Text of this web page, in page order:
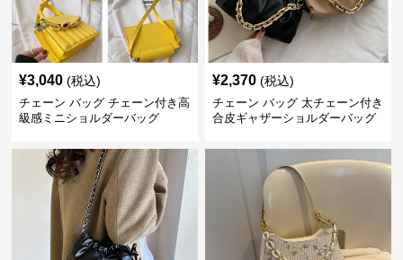
¥3,040 (税込)
チェーン バッグ チェーン付き高
級感ミニショルダーバッグ
¥2,370 (税込)
チェーン バッグ 太チェーン付き
合皮ギャザーショルダーバッグ